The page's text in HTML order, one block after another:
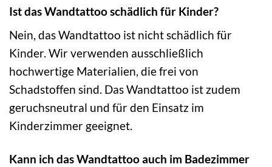
Ist das Wandtattoo schädlich für Kinder?
Nein, das Wandtattoo ist nicht schädlich für
Kinder. Wir verwenden ausschließlich
hochwertige Materialien, die frei von
Schadstoffen sind. Das Wandtattoo ist zudem
geruchsneutral und für den Einsatz im
Kinderzimmer geeignet.
Kann ich das Wandtattoo auch im Badezimmer